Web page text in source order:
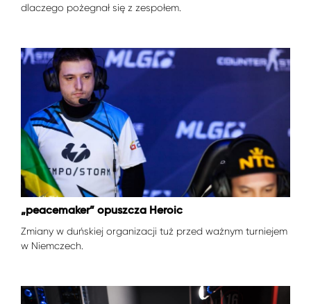
dlaczego pożegnał się z zespołem.
„peacemaker” opuszcza Heroic
Zmiany w duńskiej organizacji tuż przed ważnym turniejem
w Niemczech.